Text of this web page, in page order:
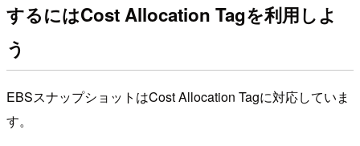
するにはCost Allocation Tagを利用しよ
う
EBSスナップショットはCost Allocation Tagに対応していま
す。